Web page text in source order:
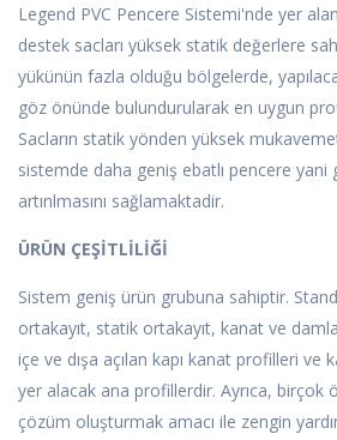
Legend PVC Pencere Sistemi'nde yer
destek sacları yüksek statik değerlere
yükünün fazla olduğu bölgelerde,
göz önünde bulundurularak en uygun
Sacların statik yönden yüksek
sistemde daha geniş ebatlı pencere yani
artınlmasını sağlamaktadir.
ÜRÜN ÇEŞİTLİLİĞİ
Sistem geniş ürün grubuna sahiptir.
ortakayıt, statik ortakayıt, kanat ve
içe ve dışa açılan kapı kanat profilleri
yer alacak ana profillerdir. Ayrıca, birçok
çözüm oluşturmak amacı ile zengin